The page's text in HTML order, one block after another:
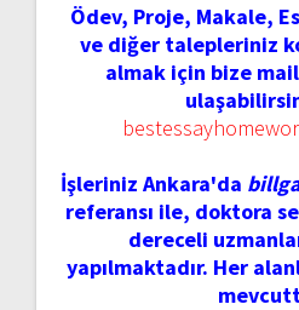
Ödev, Proje, Makale,
ve diğer talepleriniz
almak için bize
İşleriniz Ankara'da
referansı ile, doktora
dereceli
yapılmaktadır. Her